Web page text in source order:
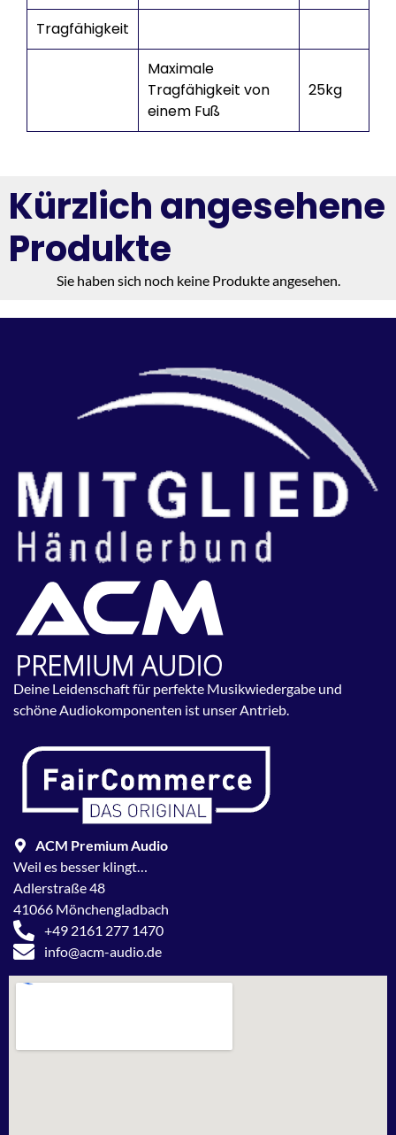
Tragfähigkeit
Maximale
Tragfähigkeit von
einem Fuß
25kg
Kürzlich angesehene
Produkte
Sie haben sich noch keine Produkte angesehen.
Deine Leidenschaft für perfekte Musikwiedergabe und
schöne Audiokomponenten ist unser Antrieb.
ACM Premium Audio
Weil es besser klingt…
Adlerstraße 48
41066 Mönchengladbach
+49 2161 277 1470
info@acm-audio.de